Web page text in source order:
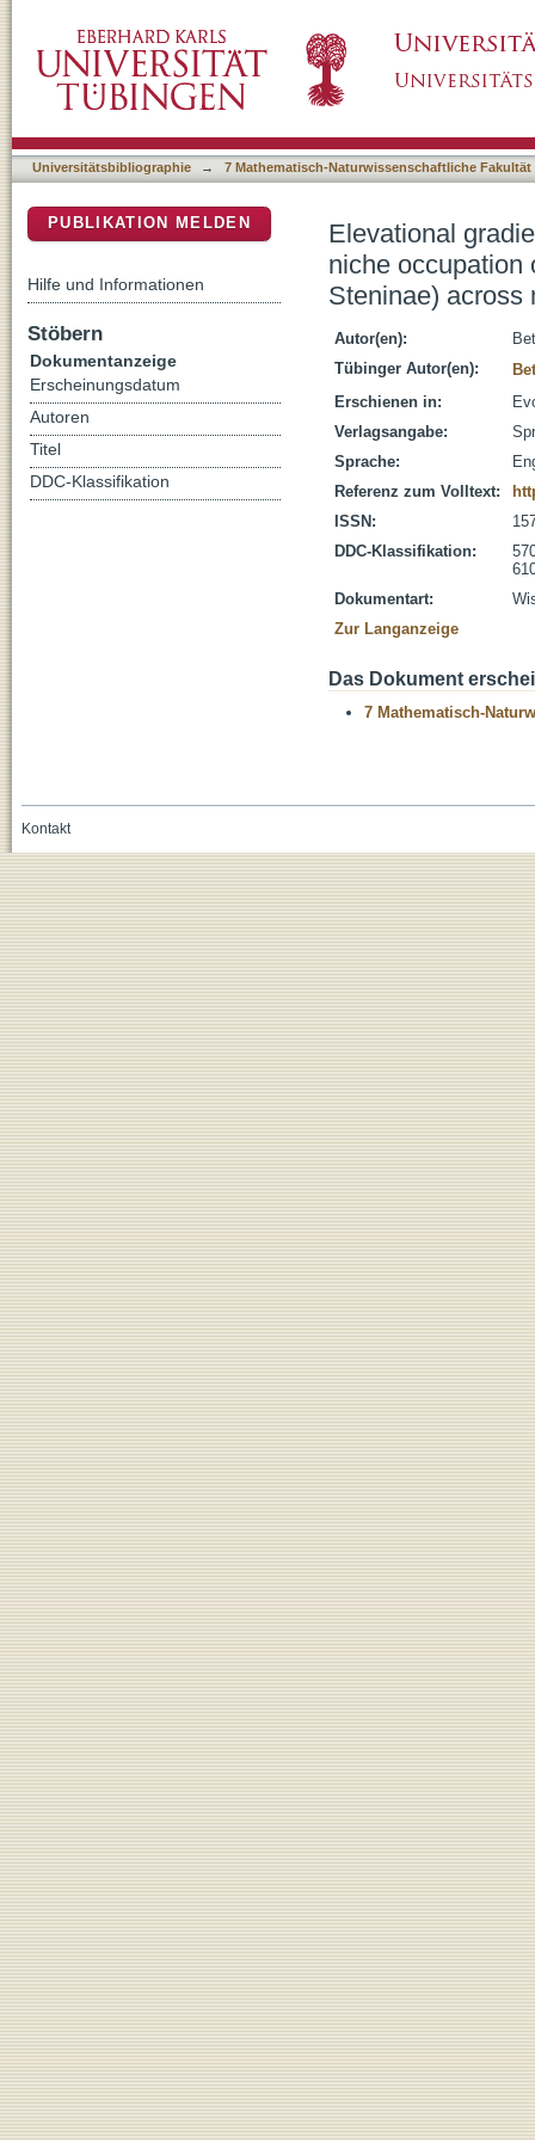
rove beetles (Coleoptera: Staphylinidae:
Universitätsbibliographie → 7 Mathematisch-Naturwissenschaftliche Fakultät
Elevational
niche occupation
Steninae) across
Autor(en):
Tübinger Autor(en):
Erschienen in:
Verlagsangabe:
Sprache:
Referenz zum Volltext:
ISSN:
DDC-Klassifikation:
Dokumentart:
Zur Langanzeige
Das Dokument
7 Mathematisch-
PUBLIKATION MELDEN
Hilfe und Informationen
Stöbern
Dokumentanzeige
Erscheinungsdatum
Autoren
Titel
DDC-Klassifikation
Kontakt